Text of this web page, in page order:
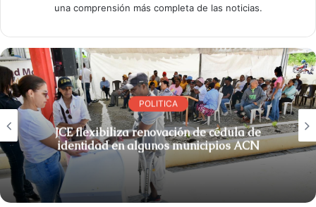
una comprensión más completa de las noticias.
POLITICA
JCE flexibiliza renovación de cédula de
identidad en algunos municipios ACN